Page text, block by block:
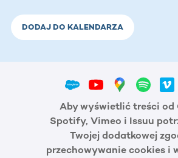
DODAJ DO KALENDARZA
Aby wyświetlić treści od
Spotify, Vimeo i Issuu
Twojej dodatkowej
przechowywanie cookies i